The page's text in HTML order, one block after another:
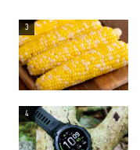
3
4